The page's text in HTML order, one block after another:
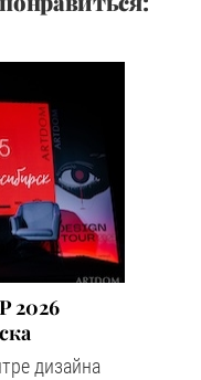
2026
дизайна